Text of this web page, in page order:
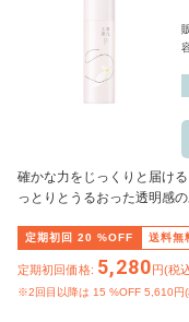
確かな力をじっくりと届け
っとりとうるおった透明感
定期初回 20 %OFF 送料無
定期初回価格: 5,280円(税
※2回目以降は 15 %OFF 5,610円